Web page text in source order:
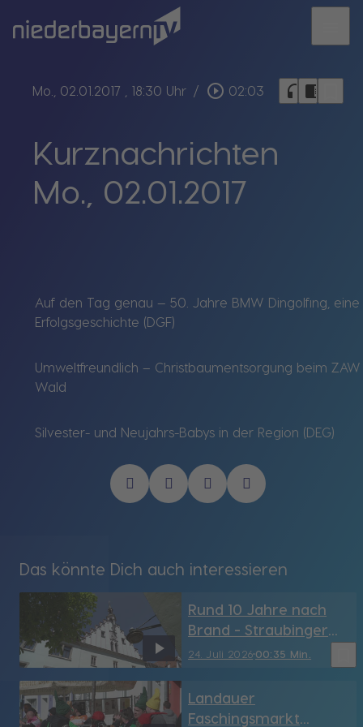
Mo., 02.01.2017 , 18:30 Uhr / play_circle_outline 02:03 headphones chrome_reader_mode
Kurznachrichten
Mo., 02.01.2017
Auf den Tag genau — 50. Jahre BMW Dingolfing, eine
Erfolgsgeschichte (DGF)
Umweltfreundlich – Christbaumentsorgung beim
Wald
Silvester- und Neujahrs-Babys in der Region (DEG)
Das könnte Dich auch interessieren
24. Juli 202600:35 Min.
Rund 10 Jahre nach
Brand - Straubinger
Rathaus hat sein
Türmchen wieder (SR)
Landauer
Faschingsmarkt